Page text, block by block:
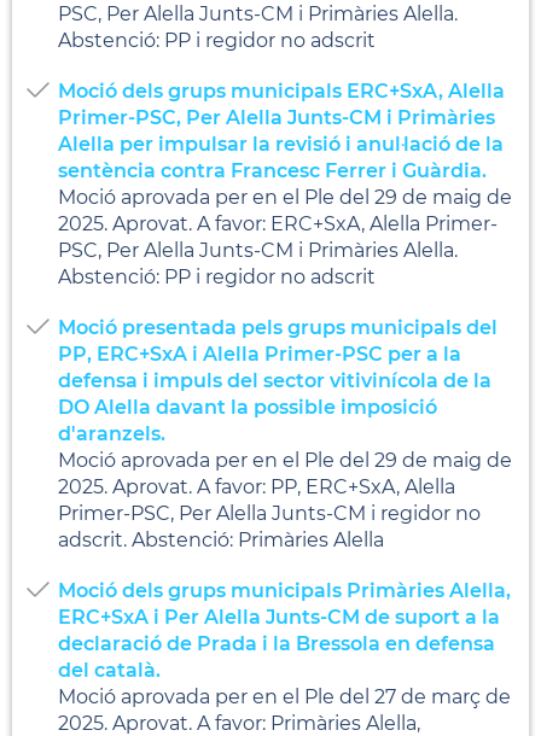
PSC, Per Alella Junts-CM i Primàries Alella.
Abstenció: PP i regidor no adscrit
Moció dels grups municipals ERC+SxA, Alella
Primer-PSC, Per Alella Junts-CM i Primàries
Alella per impulsar la revisió i anul·lació de la
sentència contra Francesc Ferrer i Guàrdia.
Moció aprovada per en el Ple del 29 de maig de
2025. Aprovat. A favor: ERC+SxA, Alella Primer-
PSC, Per Alella Junts-CM i Primàries Alella.
Abstenció: PP i regidor no adscrit
Moció presentada pels grups municipals del
PP, ERC+SxA i Alella Primer-PSC per a la
defensa i impuls del sector vitivinícola de la
DO Alella davant la possible imposició
d'aranzels.
Moció aprovada per en el Ple del 29 de maig de
2025. Aprovat. A favor: PP, ERC+SxA, Alella
Primer-PSC, Per Alella Junts-CM i regidor no
adscrit. Abstenció: Primàries Alella
Moció dels grups municipals Primàries Alella,
ERC+SxA i Per Alella Junts-CM de suport a la
declaració de Prada i la Bressola en defensa
del català.
Moció aprovada per en el Ple del 27 de març de
2025. Aprovat. A favor: Primàries Alella,